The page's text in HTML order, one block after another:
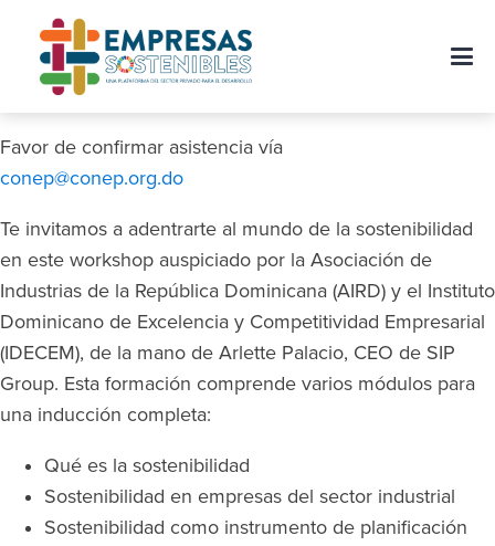
Favor de confirmar asistencia vía
conep@conep.org.do
Te invitamos a adentrarte al mundo de la sostenibilidad
en este workshop auspiciado por la Asociación de
Industrias de la República Dominicana (AIRD) y el Instituto
Dominicano de Excelencia y Competitividad Empresarial
(IDECEM), de la mano de Arlette Palacio, CEO de SIP
Group. Esta formación comprende varios módulos para
una inducción completa:
Qué es la sostenibilidad
Sostenibilidad en empresas del sector industrial
Sostenibilidad como instrumento de planificación